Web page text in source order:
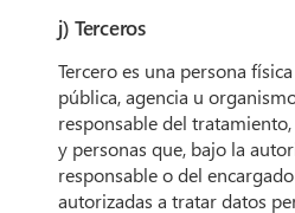
j) Terceros
Tercero es una persona
pública, agencia u
responsable del
y personas que, bajo la
responsable o del
autorizadas a tratar datos